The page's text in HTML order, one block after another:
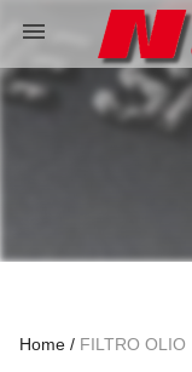
menu
Home FILTRO OLIO